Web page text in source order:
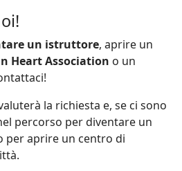
un istruttore, aprire un
Heart Association o un
la richiesta e, se ci sono
percorso per diventare un
per aprire un centro di